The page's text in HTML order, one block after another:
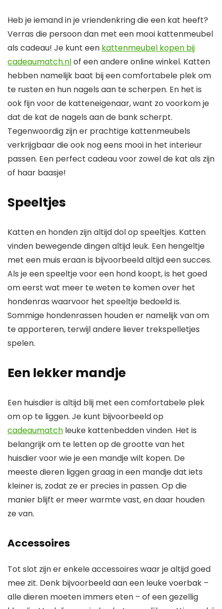
Heb je iemand in je vriendenkring die een kat heeft?
Verras die persoon dan met een mooi kattenmeubel
als cadeau! Je kunt een kattenmeubel kopen bij
cadeaumatch.nlof een andere online winkel. Katten
hebben namelijk baat bij een comfortabele plek om
te rusten en hun nagels aan te scherpen. En het is
ook fijn voor de katteneigenaar, want zo voorkom je
dat de kat de nagels aan de bank scherpt.
Tegenwoordig zijn er prachtige kattenmeubels
verkrijgbaar die ook nog eens mooi in het interieur
passen. Een perfect cadeau voor zowel de kat als zijn
of haar baasje!
Speeltjes
Katten en honden zijn altijd dol op speeltjes. Katten
vinden bewegende dingen altijd leuk. Een hengeltje
met een muis eraan is bijvoorbeeld altijd een succes.
Als je een speeltje voor een hond koopt, is het goed
om eerst wat meer te weten te komen over het
hondenras waarvoor het speeltje bedoeld is.
Sommige hondenrassen houden er namelijk van om
te apporteren, terwijl andere liever trekspelletjes
spelen.
Een lekker mandje
Een huisdier is altijd blij met een comfortabele plek
om op te liggen. Je kunt bijvoorbeeld op
cadeaumatch leuke kattenbedden vinden. Het is
belangrijk om te letten op de grootte van het
huisdier voor wie je een mandje wilt kopen. De
meeste dieren liggen graag in een mandje dat iets
kleiner is, zodat ze er precies in passen. Op die
manier blijft er meer warmte vast, en daar houden
ze van.
Accessoires
Tot slot zijn er enkele accessoires waar je altijd goed
mee zit. Denk bijvoorbeeld aan een leuke voerbak –
alle dieren moeten immers eten – of een gezellig